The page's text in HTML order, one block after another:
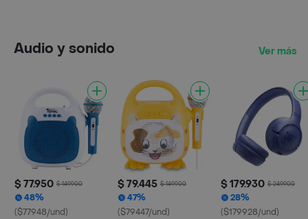
Audio y sonido Ver más
$ 77.950 $ 149.900
48%
($77948/und)
$ 79.445 $ 149.900
47%
($79447/und)
$ 179.930 $ 249.900
28%
($179928/und)